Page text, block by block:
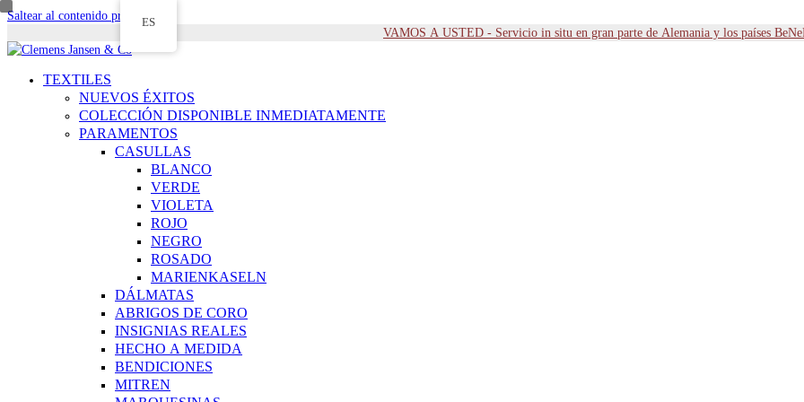
Saltear al contenido principal
VAMOS A USTED - Servicio in situ en gran parte de Alemania y los países
TEXTILES
NUEVOS ÉXITOS
COLECCIÓN DISPONIBLE INMEDIATAMENTE
PARAMENTOS
CASULLAS
BLANCO
VERDE
VIOLETA
ROJO
NEGRO
ROSADO
MARIENKASELN
DÁLMATAS
ABRIGOS DE CORO
INSIGNIAS REALES
HECHO A MEDIDA
BENDICIONES
MITREN
ES